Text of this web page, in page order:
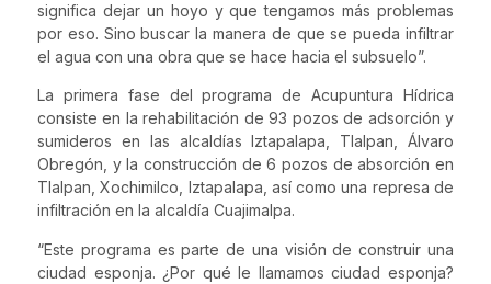
significa dejar un hoyo y que tengamos más problemas
por eso. Sino buscar la manera de que se pueda infiltrar
el agua con una obra que se hace hacia el subsuelo”.
La primera fase del programa de Acupuntura Hídrica
consiste en la rehabilitación de 93 pozos de adsorción y
sumideros en las alcaldías Iztapalapa, Tlalpan, Álvaro
Obregón, y la construcción de 6 pozos de absorción en
Tlalpan, Xochimilco, Iztapalapa, así como una represa de
infiltración en la alcaldía Cuajimalpa.
“Este programa es parte de una visión de construir una
ciudad esponja. ¿Por qué le llamamos ciudad esponja?